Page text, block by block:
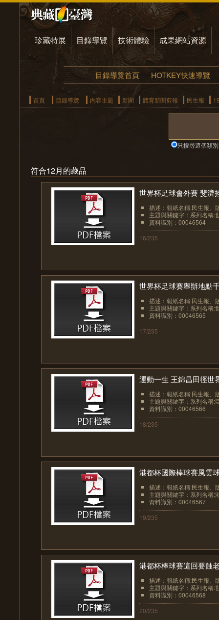
珍藏特展 目錄導覽 技術體驗 成果網站資源
目錄導覽首頁 HOTKEY快速導覽
首頁 目錄導覽 內容主題 新聞 體育新聞剪報 民生報
只搜尋這個類別
符合12月的藏品
世界杯足球會外賽 斐濟
描述：報紙名稱:民生報、
主題與關鍵字：系列名稱:
資料識別：00046564
16/235
世界杯足球賽舉辦地點
描述：報紙名稱:民生報、
主題與關鍵字：系列名稱:
資料識別：00046565
17/235
運動一生 王錦昌田徑世
描述：報紙名稱:民生報、
主題與關鍵字：系列名稱:
資料識別：00046566
18/235
港都杯國際棒球賽風雲
描述：報紙名稱:民生報、
主題與關鍵字：系列名稱:
資料識別：00046567
19/235
港都杯棒球賽這回要蝕
描述：報紙名稱:民生報、
主題與關鍵字：系列名稱:
資料識別：00046568
20/235